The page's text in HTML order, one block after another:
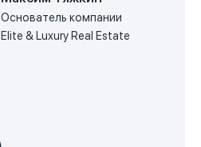
Основатель компании
Elite & Luxury Real Estate